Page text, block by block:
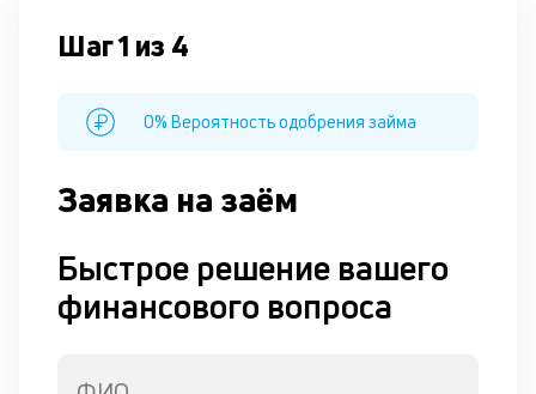
Шаг 1 из 4
0% Вероятность одобрения займа
Заявка на заём
Быстрое решение вашего
финансового вопроса